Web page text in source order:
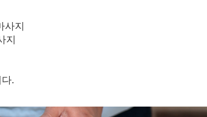
지
지
.